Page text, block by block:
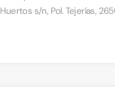
s/n, Pol. Tejerías,